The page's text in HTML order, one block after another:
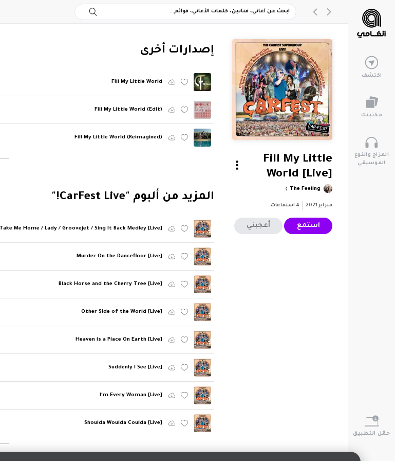
اكتشف
مكتبتك
المزاج والنوع
الموسيقي
حمّل التطبيق
Fill My Little
World [Live]
The Feeling
فبراير 2021 4 استماعات
استمع أعجبني
‏إصدارات أخرى
Fill My Little World
Fill My Little World (Edit)
Fill My Little World (Reimagined)
‏المزيد من ألبوم "CarFest Live!"
Take Me Home / Lady / Groovejet / Sing It Back Medley [Live]
Murder On the Dancefloor [Live]
Black Horse and the Cherry Tree [Live]
Other Side of the World [Live]
Heaven is a Place On Earth [Live]
Suddenly I See [Live]
I'm Every Woman [Live]
Shoulda Woulda Coulda [Live]